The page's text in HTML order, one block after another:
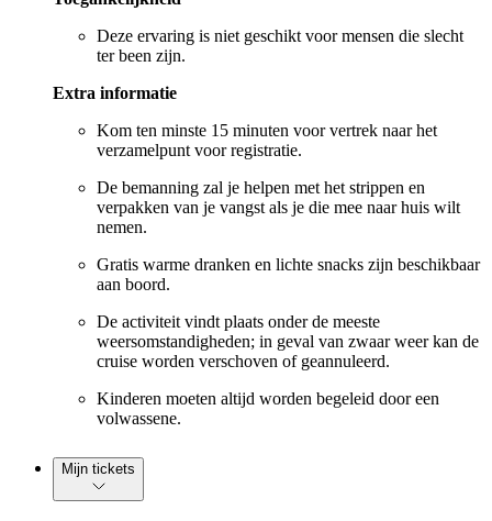
Deze ervaring is niet geschikt voor mensen die slecht
ter been zijn.
Extra informatie
Kom ten minste 15 minuten voor vertrek naar het
verzamelpunt voor registratie.
De bemanning zal je helpen met het strippen en
verpakken van je vangst als je die mee naar huis wilt
nemen.
Gratis warme dranken en lichte snacks zijn beschikbaar
aan boord.
De activiteit vindt plaats onder de meeste
weersomstandigheden; in geval van zwaar weer kan de
cruise worden verschoven of geannuleerd.
Kinderen moeten altijd worden begeleid door een
volwassene.
Mijn tickets